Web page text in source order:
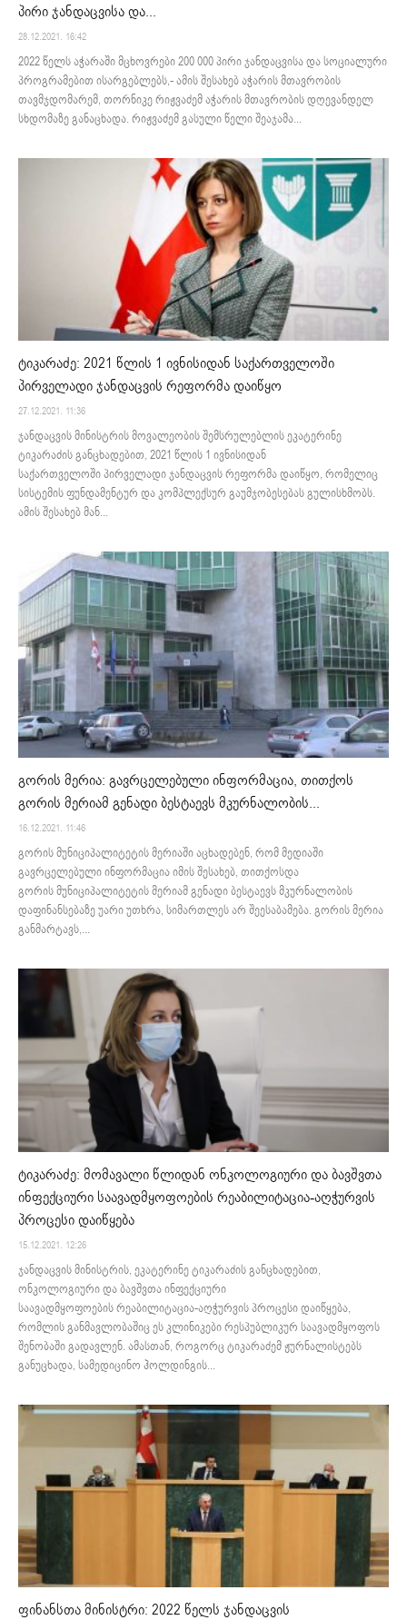
პირი ჯანდაცვისა და...
28.12.2021. 16:42
2022 წელს აჭარაში მცხოვრები 200 000 პირი ჯანდაცვისა და სოციალური
პროგრამებით ისარგებლებს,- ამის შესახებ აჭარის მთავრობის
თავმჯდომარემ, თორნიკე რიჟვაძემ აჭარის მთავრობის დღევანდელ
სხდომაზე განაცხადა. რიჟვაძემ გასული წელი შეაჯამა...
ტიკარაძე: 2021 წლის 1 ივნისიდან საქართველოში
პირველადი ჯანდაცვის რეფორმა დაიწყო
27.12.2021. 11:36
ჯანდაცვის მინისტრის მოვალეობის შემსრულებლის ეკატერინე
ტიკარაძის განცხადებით, 2021 წლის 1 ივნისიდან
საქართველოში პირველადი ჯანდაცვის რეფორმა დაიწყო, რომელიც
სისტემის ფუნდამენტურ და კომპლექსურ გაუმჯობესებას გულისხმობს.
ამის შესახებ მან...
გორის მერია: გავრცელებული ინფორმაცია, თითქოს
გორის მერიამ გენადი ბესტაევს მკურნალობის...
16.12.2021. 11:46
გორის მუნიციპალიტეტის მერიაში აცხადებენ, რომ მედიაში
გავრცელებული ინფორმაცია იმის შესახებ, თითქოსდა
გორის მუნიციპალიტეტის მერიამ გენადი ბესტაევს მკურნალობის
დაფინანსებაზე უარი უთხრა, სიმართლეს არ შეესაბამება. გორის მერია
განმარტავს,...
ტიკარაძე: მომავალი წლიდან ონკოლოგიური და ბავშვთა
ინფექციური საავადმყოფოების რეაბილიტაცია-აღჭურვის
პროცესი დაიწყება
15.12.2021. 12:26
ჯანდაცვის მინისტრის, ეკატერინე ტიკარაძის განცხადებით,
ონკოლოგიური და ბავშვთა ინფექციური
საავადმყოფოების რეაბილიტაცია-აღჭურვის პროცესი დაიწყება,
რომლის განმავლობაშიც ეს კლინიკები რესპუბლიკურ საავადმყოფოს
შენობაში გადავლენ. ამასთან, როგორც ტიკარაძემ ჟურნალისტებს
განუცხადა, სამედიცინო ჰოლდინგის...
ფინანსთა მინისტრი: 2022 წელს ჯანდაცვის